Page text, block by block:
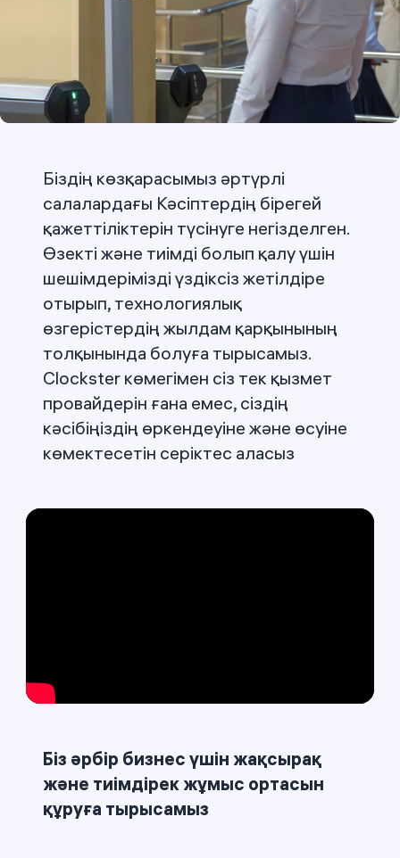
Біздің көзқарасымыз әртүрлі
салалардағы Кәсіптердің бірегей
қажеттіліктерін түсінуге негізделген.
Өзекті және тиімді болып қалу үшін
шешімдерімізді үздіксіз жетілдіре
отырып, технологиялық
өзгерістердің жылдам қарқынының
толқынында болуға тырысамыз.
Clockster көмегімен сіз тек қызмет
провайдерін ғана емес, сіздің
кәсібіңіздің өркендеуіне және өсуіне
көмектесетін серіктес аласыз
Біз әрбір бизнес үшін жақсырақ
және тиімдірек жұмыс ортасын
құруға тырысамыз